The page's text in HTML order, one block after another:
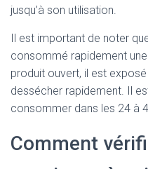
jusqu’à son utilisation.
Il est important de noter
consommé rapidement
produit ouvert, il est
dessécher rapidement. Il
consommer dans les 24 à
Comment